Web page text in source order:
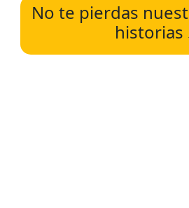
No te pierdas
historias